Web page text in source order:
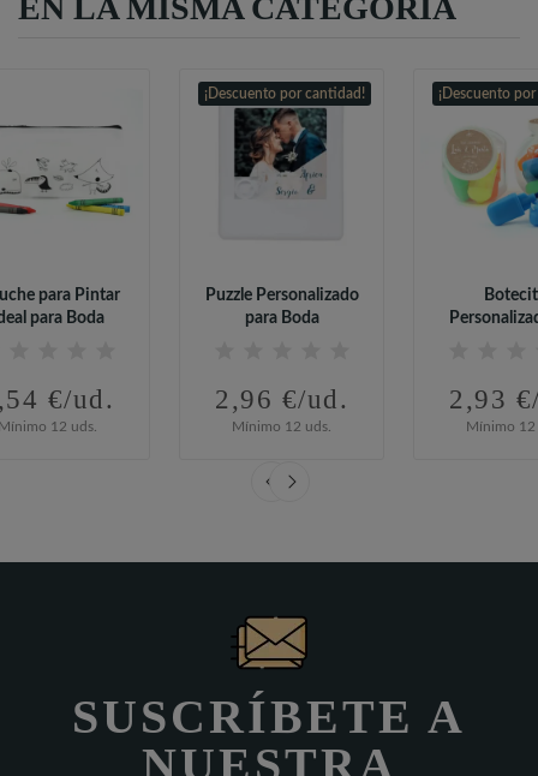
EN LA MISMA CATEGORÍA
para Pintar
para Boda
€/ud.
12 uds.
¡Descuento por cantidad!
Puzzle Personalizado
para Boda
2,96 €/ud.
Mínimo 12 uds.
¡Descuento
2,93
Mínimo 12
SUSCRÍBETE A
NUESTRA